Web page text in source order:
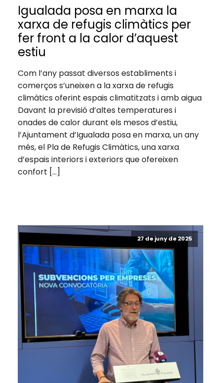
Igualada posa en marxa la
xarxa de refugis climàtics per
fer front a la calor d’aquest
estiu
Com l’any passat diversos establiments i
comerços s’uneixen a la xarxa de refugis
climàtics oferint espais climatitzats i amb aigua
Davant la previsió d’altes temperatures i
onades de calor durant els mesos d’estiu,
l’Ajuntament d’Igualada posa en marxa, un any
més, el Pla de Refugis Climàtics, una xarxa
d’espais interiors i exteriors que ofereixen
confort […]
27 de juny de 2025